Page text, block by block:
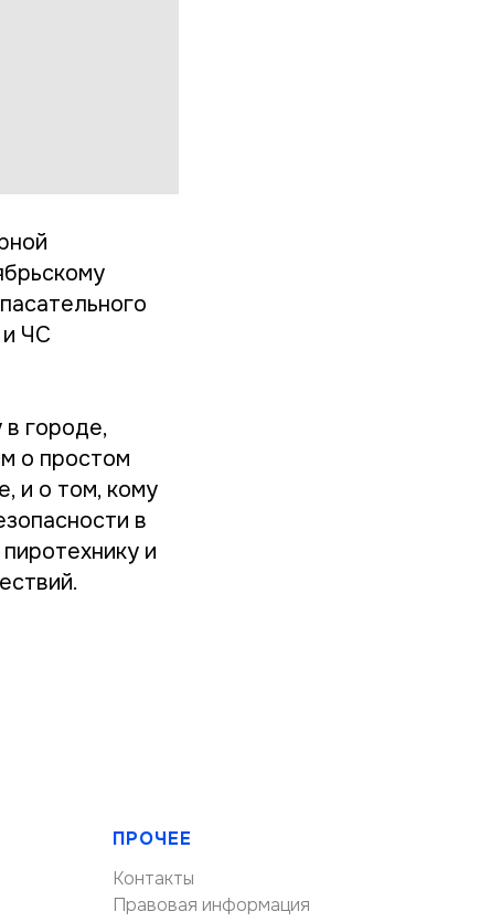
ЧС
городе,
о простом
и о том, кому
в
и
ПРОЧЕЕ
Контакты
Правовая информация